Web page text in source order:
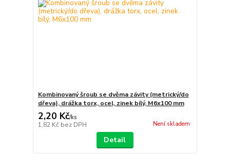
Kombinovaný šroub se dvěma závity (metrický/do
dřeva), drážka torx, ocel, zinek bílý, M6x100 mm
2,20 Kč/ks
1,82 Kč bez DPH Není skladem
Detail